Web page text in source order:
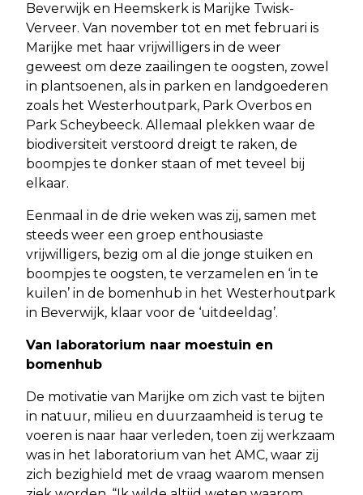
Beverwijk en Heemskerk is Marijke Twisk-
Verveer. Van november tot en met februari is
Marijke met haar vrijwilligers in de weer
geweest om deze zaailingen te oogsten, zowel
in plantsoenen, als in parken en landgoederen
zoals het Westerhoutpark, Park Overbos en
Park Scheybeeck. Allemaal plekken waar de
biodiversiteit verstoord dreigt te raken, de
boompjes te donker staan of met teveel bij
elkaar.
Eenmaal in de drie weken was zij, samen met
steeds weer een groep enthousiaste
vrijwilligers, bezig om al die jonge stuiken en
boompjes te oogsten, te verzamelen en ‘in te
kuilen’ in de bomenhub in het Westerhoutpark
in Beverwijk, klaar voor de ‘uitdeeldag’.
Van laboratorium naar moestuin en
bomenhub
De motivatie van Marijke om zich vast te bijten
in natuur, milieu en duurzaamheid is terug te
voeren is naar haar verleden, toen zij werkzaam
was in het laboratorium van het AMC, waar zij
zich bezighield met de vraag waarom mensen